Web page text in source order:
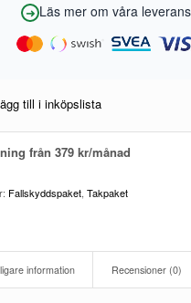
Läs mer om våra
till i inköpslista
från379kr/månad
Fallskyddspaket ,Takpaket
information Recensioner (0)